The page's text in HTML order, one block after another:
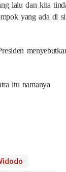
lalu dan kita
yang ada di
itu namanya